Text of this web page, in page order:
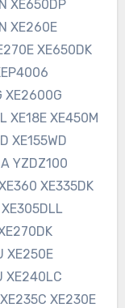
XE650DP
XE260E
XE650DK
XE2600G
XE18E XE450M
XE155WD
YZDZ100
XE335DK
XE250E
XE240LC
XE230E